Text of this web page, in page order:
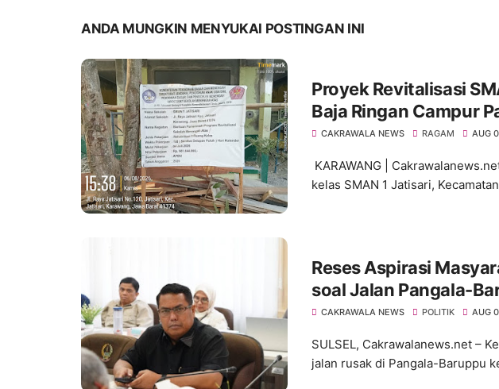
ANDA MUNGKIN MENYUKAI POSTINGAN INI
Proyek Revitalisasi
Baja Ringan Campur
Anggaran Berbeda-
Penyimpangan
CAKRAWALA NEWS RAGAM AUG
KARAWANG |
kelas SMAN 1 Jatisari,
Reses Aspirasi
soal Jalan Pangala-
CAKRAWALA NEWS POLITIK AUG
SULSEL, Cakrawalanews.net –
jalan rusak di Pangala-Baruppu